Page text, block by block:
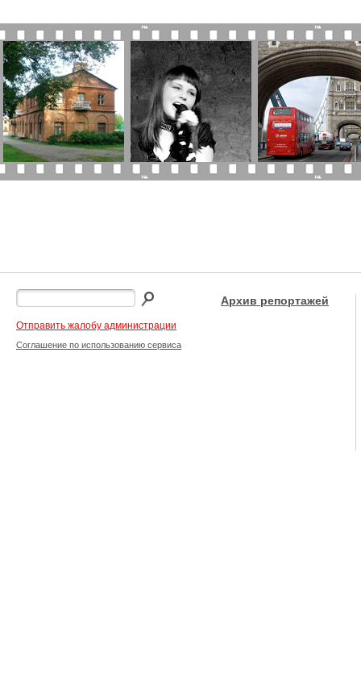
Отправить жалобу администрации
Соглашение по использованию сервиса
Архив репортажей